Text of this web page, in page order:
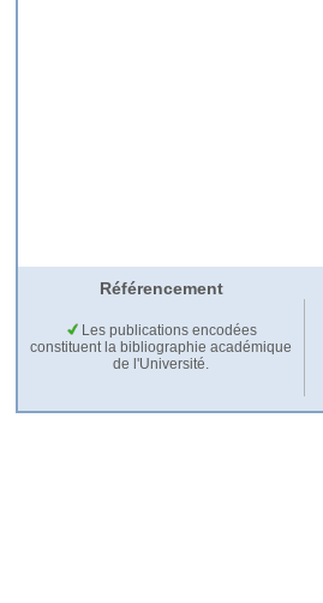
Référencement
Les publications encodées
constituent la bibliographie académique
de l'Université.